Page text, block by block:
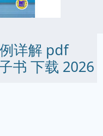
详解 pdf
书 下载 2026